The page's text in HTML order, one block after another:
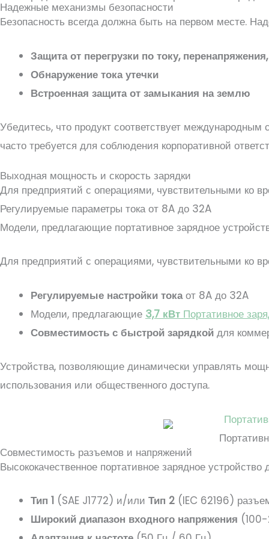
Надежные механизмы безопасности
Безопасность всегда должна быть на первом месте.
Защита от перегрузки по току,
Обнаружение тока утечки
Встроенная защита от замыкания на землю
Убедитесь, что продукт соответствует международным
часто требуется для соблюдения корпоративной
Выходная мощность и скорость зарядки
Для предприятий с операциями, чувствительными ко
Регулируемые параметры тока от 8A до 32A
Модели, предлагающие портативное зарядное
Для предприятий с операциями, чувствительными ко
Регулируемые настройки токаот 8A до 32A
Модели, предлагающие 3,7 кВт Портативное
Совместимость с быстрой зарядкой для
Устройства, позволяющие динамически управлять
использования или общественного доступа.
Совместимость разъемов и напряжений
Высококачественное портативное зарядное
Тип 1 (SAE J1772) и/или Тип 2 (IEC 62196)
Широкий диапазон входного напряжения